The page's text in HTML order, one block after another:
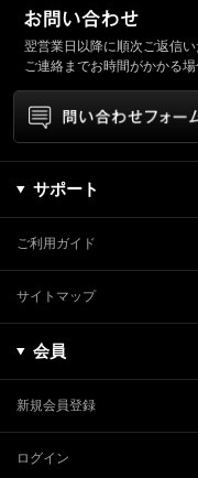
翌営業日以降に順次ご返信い
ご連絡までお時間がかかる
サポート
ご利用ガイド
サイトマップ
会員
新規会員登録
ログイン